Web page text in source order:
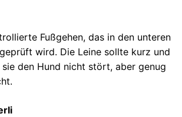
Fußgehen, das in den unteren
wird. Die Leine sollte kurz und
den Hund nicht stört, aber genug